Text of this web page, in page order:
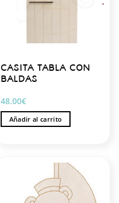
CASITA TABLA CON
BALDAS
48.00€
Añadir al carrito